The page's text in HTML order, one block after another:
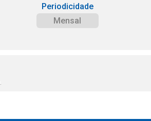
Periodicidade
Mensal